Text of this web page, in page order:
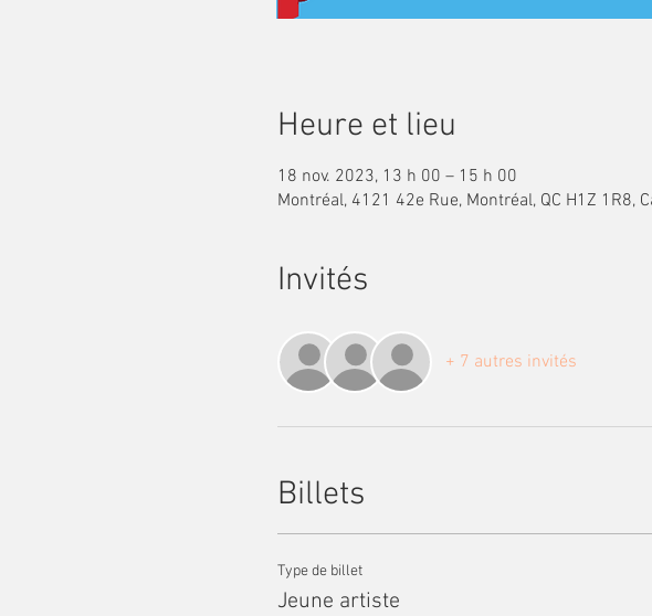
Heure et lieu
18 nov. 2023, 13 h 00 – 15 h 00
Montréal, 4121 42e Rue, Montréal, QC H1Z 1R8,
Invités
+ 7 autres invités
Billets
Type de billet
Jeune artiste